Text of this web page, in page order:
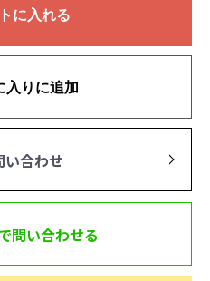
に入れる
入りに追加
い合わせ
問い合わせる